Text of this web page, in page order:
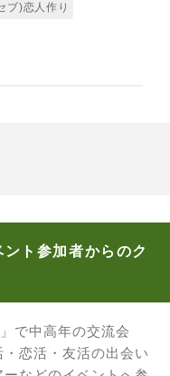
ブ)恋人作り
ト参加者からのク
で中高年の交流会
・恋活・友活の出会い